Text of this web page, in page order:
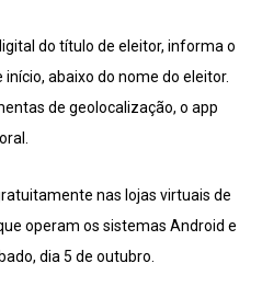
do título de eleitor, informa o
abaixo do nome do eleitor.
de geolocalização, o app
nas lojas virtuais de
operam os sistemas Android e
dia 5 de outubro.